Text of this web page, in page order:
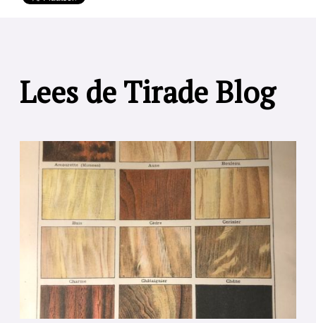
Lees de Tirade Blog